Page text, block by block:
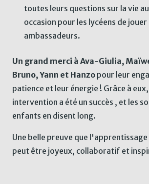
toutes leurs questions sur la vie
occasion pour les lycéens de jouer
ambassadeurs.
Un grand merci à Ava-Giulia,
Bruno, Yann et Hanzo pour leur
patience et leur énergie ! Grâce à
intervention a été un succès , et les
enfants en disent long.
Une belle preuve que l'apprentissage
peut être joyeux, collaboratif et